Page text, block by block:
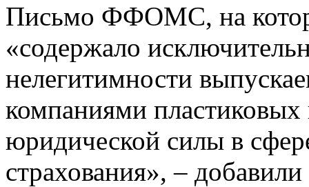
Письмо ФФОМС, на
«содержало
нелегитимности
компаниями
юридической силы в
страхования», –